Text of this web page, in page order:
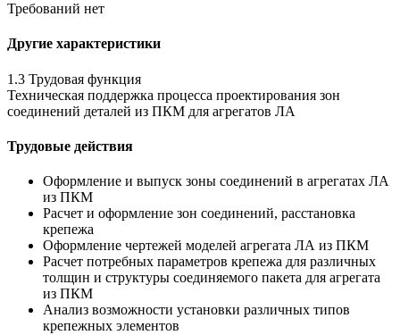
Требований нет
Другие характеристики
1.3 Трудовая функция
Техническая поддержка процесса проектирования зон
соединений деталей из ПКМ для агрегатов ЛА
Трудовые действия
Оформление и выпуск зоны соединений в агрегатах ЛА
из ПКМ
Расчет и оформление зон соединений, расстановка
крепежа
Оформление чертежей моделей агрегата ЛА из ПКМ
Расчет потребных параметров крепежа для различных
толщин и структуры соединяемого пакета для агрегата
из ПКМ
Анализ возможности установки различных типов
крепежных элементов